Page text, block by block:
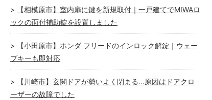
【相模原市】室内扉に鍵を新規取付｜一戸建てでMIWAロ
ックの面付補助錠を設置しました
【小田原市】ホンダ フリードのインロック解錠｜ウェー
ブキーも即対応
【川崎市】玄関ドアが勢いよく閉まる…原因はドアクロ
ーザーの故障でした